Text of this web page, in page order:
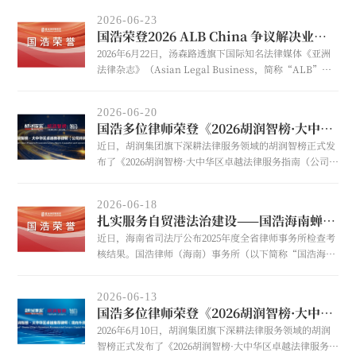
北京合伙人胡静荣列其中。
2026-06-23
国浩荣登2026 ALB China 争议解决业务排名
2026年6月22日，汤森路透旗下国际知名法律媒体《亚洲
法律杂志》（Asian Legal Business，简称“ALB”）
越的专业表现和良好的客户评价，连续三年获得诉讼领域
和仲裁领域业务推荐。
2026-06-20
国浩多位律师荣登《2026胡润智榜·大中华区卓越法律服务指南（公司并购与重组）》
近日，胡润集团旗下深耕法律服务领域的胡润智榜正式发
布了《2026胡润智榜·大中华区卓越法律服务指南（公司并
荣膺2026胡润智榜·大中华区卓越推荐律师（公司并购与重
组）“行业贤达”称号，国浩北京合伙人冯晓奕、国浩上
海合伙人张隽荣膺2026胡润智榜·大中华区卓越推荐律师
（公司并购与重组）“行业先锋+”称号，国浩上海合伙
2026-06-18
扎实服务自贸港法治建设——国浩海南蝉联“海南省五星级律师事务所”
近日，海南省司法厅公布2025年度全省律师事务所检查考
核结果。国浩律师（海南）事务所（以下简称“国浩海
定工作开展以来，国浩海南始终保持优良发展态势，连续
获评此项荣誉，这不仅是对国浩海南专业能力与服务价值
的高度认可，更是其深耕自贸港法治建设的生动见证。
2026-06-13
国浩多位律师荣登《2026胡润智榜·大中华区卓越法律服务指南（境内外资本市场）》
2026年6月10日，胡润集团旗下深耕法律服务领域的胡润
智榜正式发布了《2026胡润智榜·大中华区卓越法律服务指